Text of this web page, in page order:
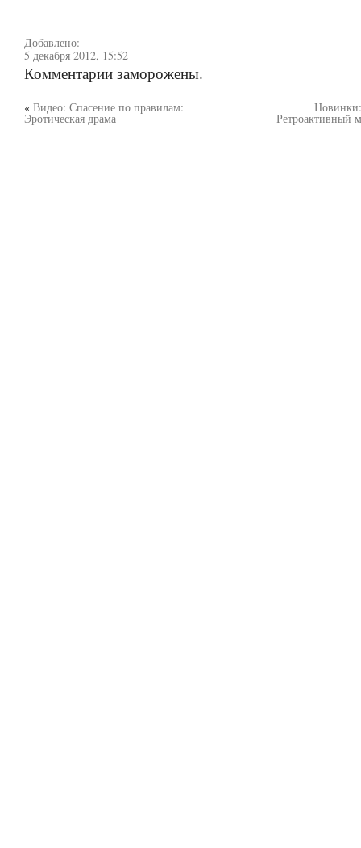
Добавлено:
5 декабря 2012, 15:52
Комментарии заморожены.
« Видео: Спасение по правилам:
Эротическая драма Ретроактивный